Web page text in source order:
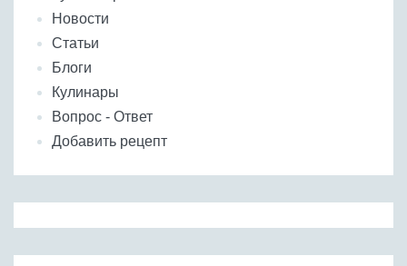
Новости
Статьи
Блоги
Кулинары
Вопрос - Ответ
Добавить рецепт